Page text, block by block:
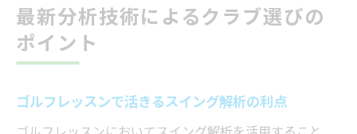
最新分析技術によるクラブ選びの
ポイント
ゴルフレッスンで活きるスイング解析の利点